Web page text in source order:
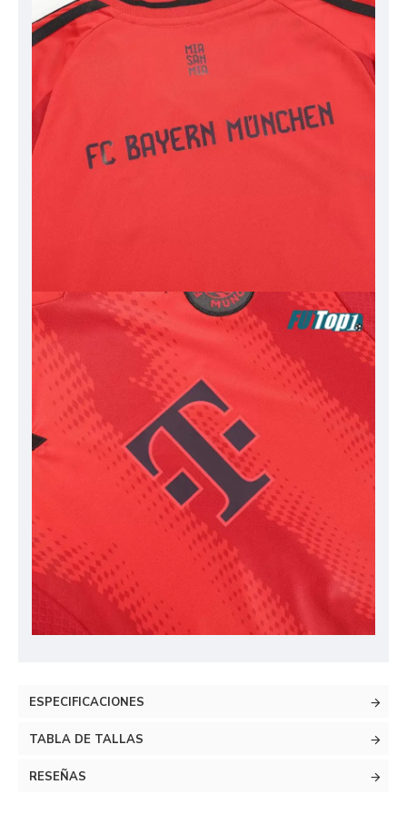
ESPECIFICACIONES
TABLA DE TALLAS
RESEÑAS